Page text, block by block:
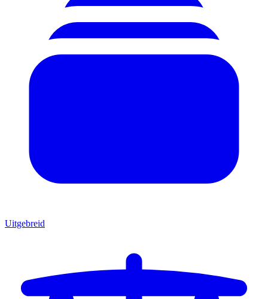
Uitgebreid